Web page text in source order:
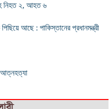
নিহত ২, আহত ৬
আছে : পাকিস্তানের প্রধানমন্ত্রী
আত্নহত্যা